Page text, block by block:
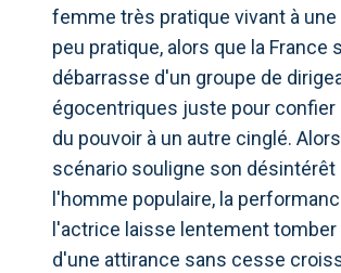
femme très pratique vivant à une
peu pratique, alors que la France
débarrasse d'un groupe de
égocentriques juste pour confier
du pouvoir à un autre cinglé.
scénario souligne son désintérêt
l'homme populaire, la
l'actrice laisse lentement tomber
d'une attirance sans cesse